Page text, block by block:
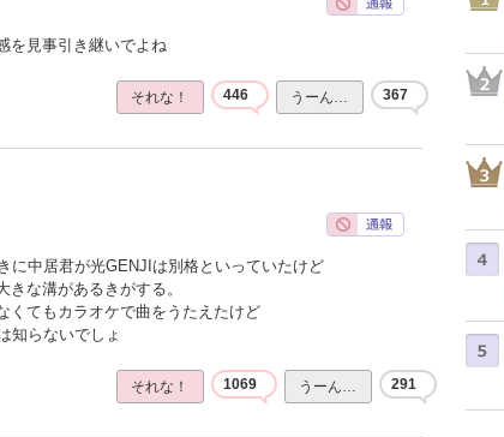
を見事引き継いでよね
それな！ 446 うーん… 367
に中居君が光GENJIは別格といっていたけど
な溝があるきがする。
くてもカラオケで曲をうたえたけど
知らないでしょ
それな！ 1069 うーん… 291